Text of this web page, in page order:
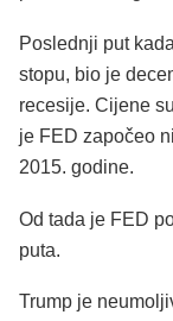
Poslednji put
stopu, bio je
recesije. Cijene
je FED započeo
2015. godine.
Od tada je FED
puta.
Trump je